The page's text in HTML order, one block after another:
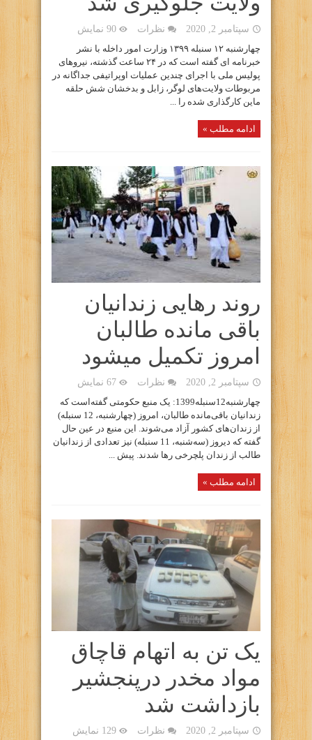
سپتامبر 2, 2020 نظرات
90 نمایش
چهارشنبه ۱۲ سنبله ۱۳۹۹ وزارت امور داخله با نشر
خبرنامه ای گفته است که در ۲۴ ساعت گذشته، نیروهای
پولیس ملی با اجرای چندین عملیات اوپراتیفی جداگانه در
مربوطات ولایت‌های لوگر، زابل و بدخشان شش حلقه
ماین کارگذاری شده را ...
ادامه مطلب »
روند رهایی زندانیان
باقی مانده طالبان
امروز تکمیل میشود
سپتامبر 2, 2020 نظرات
67 نمایش
چهارشنبه12سنبله1399: یک منبع حکومتی گفته‌است که
زندانیان باقی‌مانده طالبان، امروز (چهارشنبه، 12 سنبله)
از زندان‌های کشور آزاد می‌شوند. این منبع در عین حال
گفته که دیروز (سه‌شنبه، 11 سنبله) نیز تعدادی از زندانیان
طالب از زندان پلچرخی رها شدند. پیش ...
ادامه مطلب »
یک تن به اتهام قاچاق
مواد مخدر درپنجشیر
بازداشت شد
سپتامبر 2, 2020 نظرات
129 نمایش